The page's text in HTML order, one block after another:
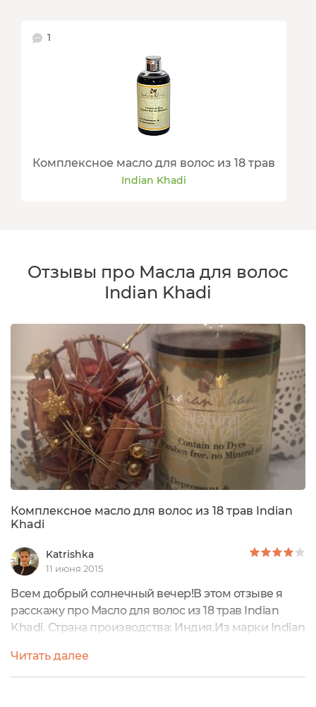
1
Комплексное масло для волос из 18 трав
Indian Khadi
Отзывы про Масла для волос
Indian Khadi
Комплексное масло для волос из 18 трав Indian
Khadi
Katrishka
11 июня 2015
Всем добрый солнечный вечер!В этом отзыве я
расскажу про Масло для волос из 18 трав Indian
Khadi. Страна производства: Индия.Из марки Indian
средства:Восстанавливающий шампунь с амлой и
белой эклиптой Indian Khadi(ecogolik.ru/blog-
Читать далее